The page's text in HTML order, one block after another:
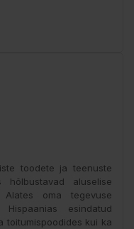
toodete ja teenuste
hõlbustavad aluselise
oma tegevuse
esindatud
toitumispoodides kui ka